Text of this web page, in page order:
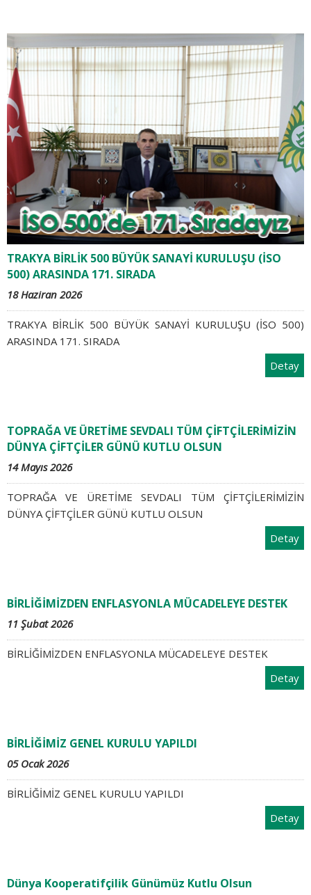
TRAKYA BİRLİK 500 BÜYÜK SANAYİ KURULUŞU (İSO
500) ARASINDA 171. SIRADA
18 Haziran 2026
TRAKYA BİRLİK 500 BÜYÜK SANAYİ KURULUŞU (İSO 500)
ARASINDA 171. SIRADA
Detay
TOPRAĞA VE ÜRETİME SEVDALI TÜM ÇİFTÇİLERİMİZİN
DÜNYA ÇİFTÇİLER GÜNÜ KUTLU OLSUN
14 Mayıs 2026
TOPRAĞA VE ÜRETİME SEVDALI TÜM ÇİFTÇİLERİMİZİN
DÜNYA ÇİFTÇİLER GÜNÜ KUTLU OLSUN
Detay
BİRLİĞİMİZDEN ENFLASYONLA MÜCADELEYE DESTEK
11 Şubat 2026
BİRLİĞİMİZDEN ENFLASYONLA MÜCADELEYE DESTEK
Detay
BİRLİĞİMİZ GENEL KURULU YAPILDI
05 Ocak 2026
BİRLİĞİMİZ GENEL KURULU YAPILDI
Detay
Dünya Kooperatifçilik Günümüz Kutlu Olsun